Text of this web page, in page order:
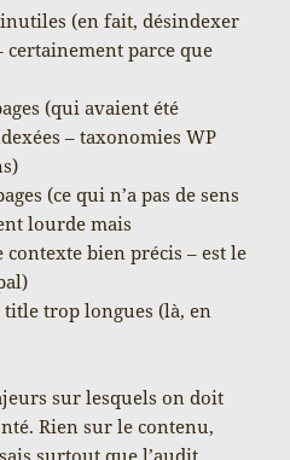
(en fait, désindexer
certainement parce que
(qui avaient été
– taxonomies WP
(ce qui n’a pas de sens
lourde mais
contexte bien précis – est le
trop longues (là, en
sur lesquels on doit
Rien sur le contenu,
surtout que l’audit